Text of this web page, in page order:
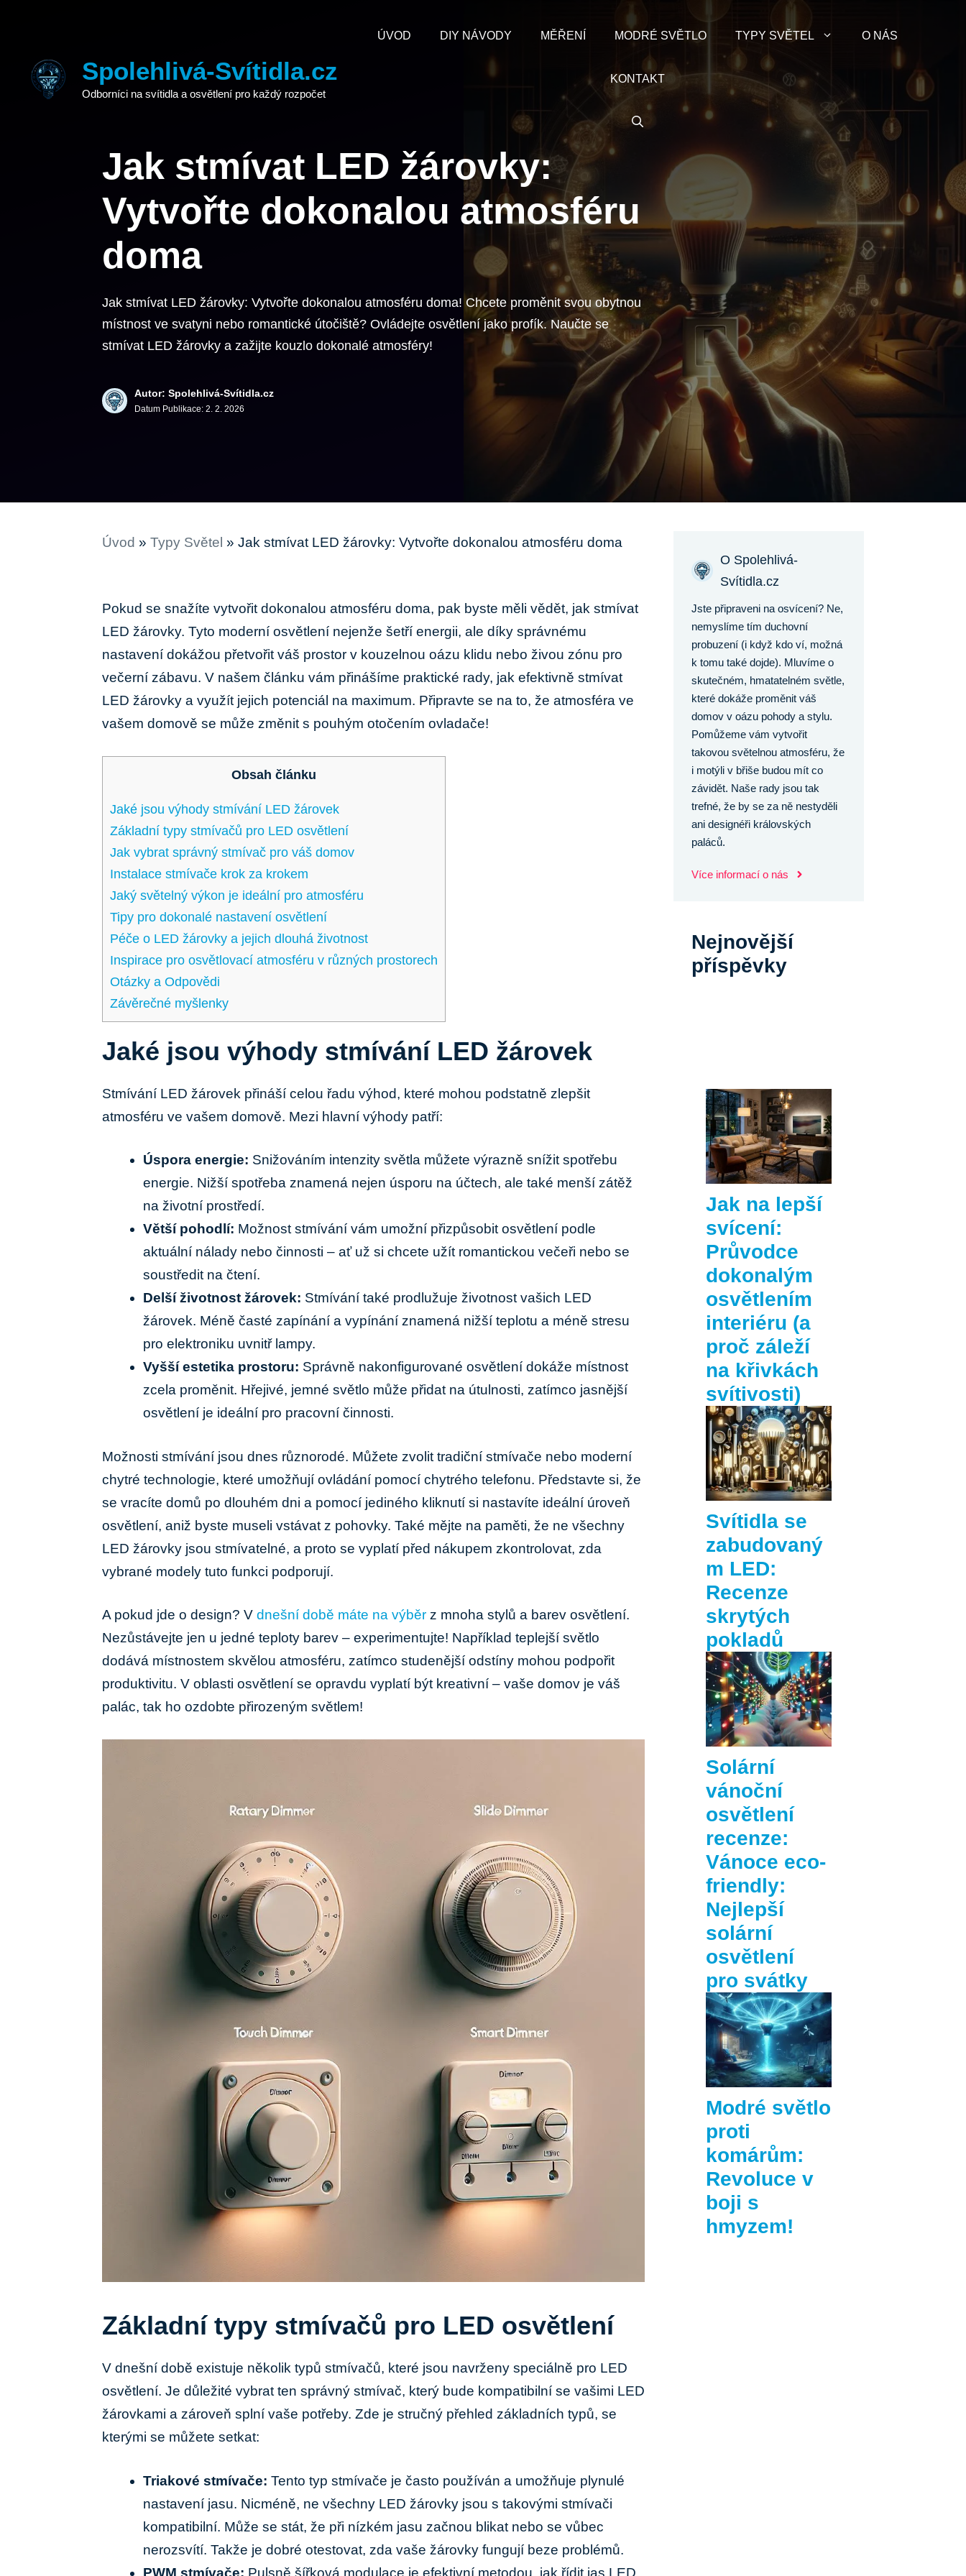
Spolehlivá-Svítidla.cz
Odborníci na svítidla a osvětlení pro každý rozpočet
ÚVOD DIY NÁVODY MĚŘENÍ MODRÉ SVĚTLO TYPY SVĚTEL O NÁS
KONTAKT
Jak stmívat LED žárovky:
Vytvořte dokonalou atmosféru
doma
Jak stmívat LED žárovky: Vytvořte dokonalou atmosféru doma! Chcete proměnit svou obytnou
místnost ve svatyni nebo romantické útočiště? Ovládejte osvětlení jako profík. Naučte se
stmívat LED žárovky a zažijte kouzlo dokonalé atmosféry!
Autor: Spolehlivá-Svítidla.cz
Datum Publikace: 2. 2. 2026
Úvod » Typy Světel » Jak stmívat LED žárovky: Vytvořte dokonalou atmosféru doma
Pokud se snažíte vytvořit dokonalou atmosféru doma, pak byste měli vědět, jak stmívat
LED žárovky. Tyto moderní osvětlení nejenže šetří energii, ale díky správnému
nastavení dokážou přetvořit váš prostor v kouzelnou oázu klidu nebo živou zónu pro
večerní zábavu. V našem článku vám přinášíme praktické rady, jak efektivně stmívat
LED žárovky a využít jejich potenciál na maximum. Připravte se na to, že atmosféra ve
vašem domově se může změnit s pouhým otočením ovladače!
Obsah článku
Jaké jsou výhody stmívání LED žárovek
Základní typy stmívačů pro LED osvětlení
Jak vybrat správný stmívač pro váš domov
Instalace stmívače krok za krokem
Jaký světelný výkon je ideální pro atmosféru
Tipy pro dokonalé nastavení osvětlení
Péče o LED žárovky a jejich dlouhá životnost
Inspirace pro osvětlovací atmosféru v různých prostorech
Otázky a Odpovědi
Závěrečné myšlenky
Jaké jsou výhody stmívání LED žárovek
Stmívání LED žárovek přináší celou řadu výhod, které mohou podstatně zlepšit
atmosféru ve vašem domově. Mezi hlavní výhody patří:
Úspora energie: Snižováním intenzity světla můžete výrazně snížit spotřebu
energie. Nižší spotřeba znamená nejen úsporu na účtech, ale také menší zátěž
na životní prostředí.
Větší pohodlí: Možnost stmívání vám umožní přizpůsobit osvětlení podle
aktuální nálady nebo činnosti – ať už si chcete užít romantickou večeři nebo se
soustředit na čtení.
Delší životnost žárovek: Stmívání také prodlužuje životnost vašich LED
žárovek. Méně časté zapínání a vypínání znamená nižší teplotu a méně stresu
pro elektroniku uvnitř lampy.
Vyšší estetika prostoru: Správně nakonfigurované osvětlení dokáže místnost
zcela proměnit. Hřejivé, jemné světlo může přidat na útulnosti, zatímco jasnější
osvětlení je ideální pro pracovní činnosti.
Možnosti stmívání jsou dnes různorodé. Můžete zvolit tradiční stmívače nebo moderní
chytré technologie, které umožňují ovládání pomocí chytrého telefonu. Představte si, že
se vracíte domů po dlouhém dni a pomocí jediného kliknutí si nastavíte ideální úroveň
osvětlení, aniž byste museli vstávat z pohovky. Také mějte na paměti, že ne všechny
LED žárovky jsou stmívatelné, a proto se vyplatí před nákupem zkontrolovat, zda
vybrané modely tuto funkci podporují.
A pokud jde o design? V dnešní době máte na výběr z mnoha stylů a barev osvětlení.
Nezůstávejte jen u jedné teploty barev – experimentujte! Například teplejší světlo
dodává místnostem skvělou atmosféru, zatímco studenější odstíny mohou podpořit
produktivitu. V oblasti osvětlení se opravdu vyplatí být kreativní – vaše domov je váš
palác, tak ho ozdobte přirozeným světlem!
Základní typy stmívačů pro LED osvětlení
V dnešní době existuje několik typů stmívačů, které jsou navrženy speciálně pro LED
osvětlení. Je důležité vybrat ten správný stmívač, který bude kompatibilní se vašimi LED
žárovkami a zároveň splní vaše potřeby. Zde je stručný přehled základních typů, se
kterými se můžete setkat:
Triakové stmívače: Tento typ stmívače je často používán a umožňuje plynulé
nastavení jasu. Nicméně, ne všechny LED žárovky jsou s takovými stmívači
kompatibilní. Může se stát, že při nízkém jasu začnou blikat nebo se vůbec
nerozsvítí. Takže je dobré otestovat, zda vaše žárovky fungují beze problémů.
PWM stmívače: Pulsně šířková modulace je efektivní metodou, jak řídit jas LED
O Spolehlivá-
Svítidla.cz
Jste připraveni na osvícení? Ne,
nemyslíme tím duchovní
probuzení (i když kdo ví, možná
k tomu také dojde). Mluvíme o
skutečném, hmatatelném světle,
které dokáže proměnit váš
domov v oázu pohody a stylu.
Pomůžeme vám vytvořit
takovou světelnou atmosféru, že
i motýli v břiše budou mít co
závidět. Naše rady jsou tak
trefné, že by se za ně nestyděli
ani designéři královských
paláců.
Více informací o nás
Nejnovější
příspěvky
Jak na lepší
svícení:
Průvodce
dokonalým
osvětlením
interiéru (a
proč záleží
na křivkách
svítivosti)
Svítidla se
zabudovaný
m LED:
Recenze
skrytých
pokladů
Solární
vánoční
osvětlení
recenze:
Vánoce eco-
friendly:
Nejlepší
solární
osvětlení
pro svátky
Modré světlo
proti
komárům:
Revoluce v
boji s
hmyzem!